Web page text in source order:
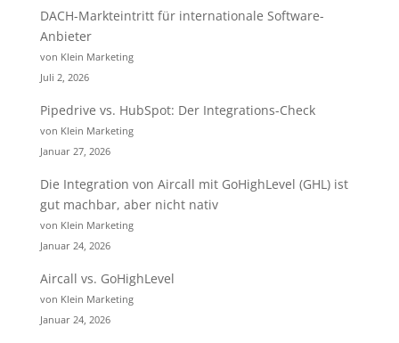
DACH-Markteintritt für internationale Software-
Anbieter
von Klein Marketing
Juli 2, 2026
Pipedrive vs. HubSpot: Der Integrations-Check
von Klein Marketing
Januar 27, 2026
Die Integration von Aircall mit GoHighLevel (GHL) ist
gut machbar, aber nicht nativ
von Klein Marketing
Januar 24, 2026
Aircall vs. GoHighLevel
von Klein Marketing
Januar 24, 2026